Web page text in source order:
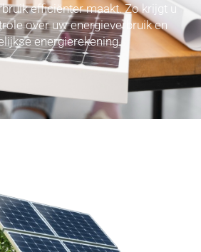
efficiënter maakt. Zo krijgt u
over uw energieverbruik en
energierekening.